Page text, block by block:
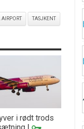
TASJKENT
i rødt trods
|